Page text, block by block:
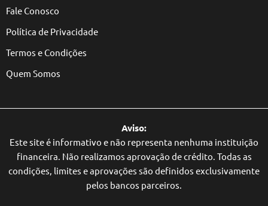
Fale Conosco
Política de Privacidade
Termos e Condições
Quem Somos
Aviso:
Este site é informativo e não representa nenhuma instituição
financeira. Não realizamos aprovação de crédito. Todas as
condições, limites e aprovações são definidos exclusivamente
pelos bancos parceiros.